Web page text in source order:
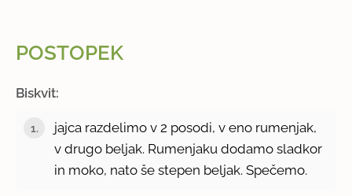
POSTOPEK
Biskvit:
jajca razdelimo v 2 posodi, v eno rumenjak,
v drugo beljak. Rumenjaku dodamo sladkor
in moko, nato še stepen beljak. Spečemo.